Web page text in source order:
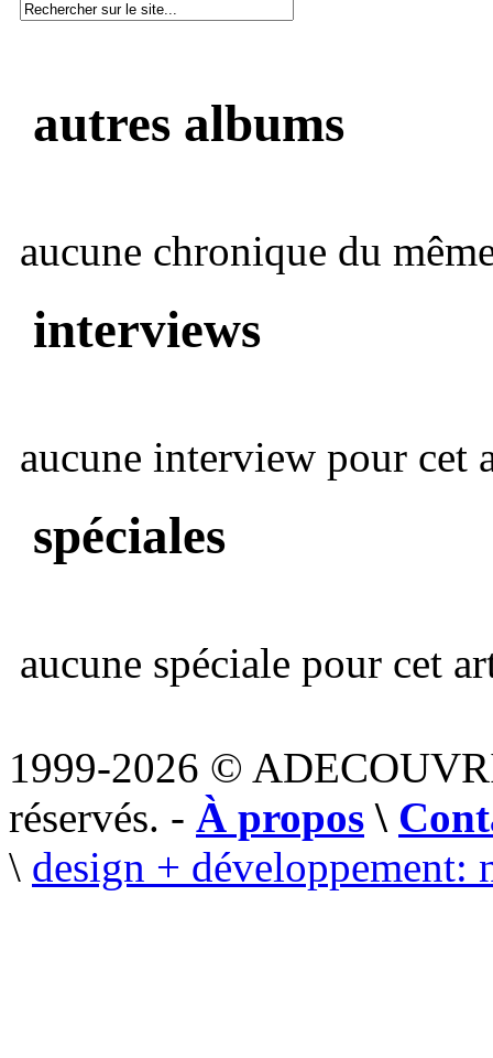
autres albums
aucune chronique du
interviews
aucune interview pour cet
spéciales
aucune spéciale pour cet
1999-2026 ©
réservés. - À propos \
\ design + développement: